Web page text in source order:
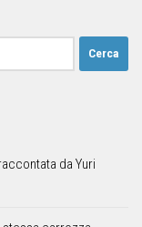
da Yuri